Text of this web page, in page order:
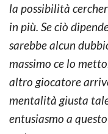
la possibilità
in più. Se ciò
sarebbe alcun
massimo ce lo
altro giocatore
mentalità giusta
entusiasmo a